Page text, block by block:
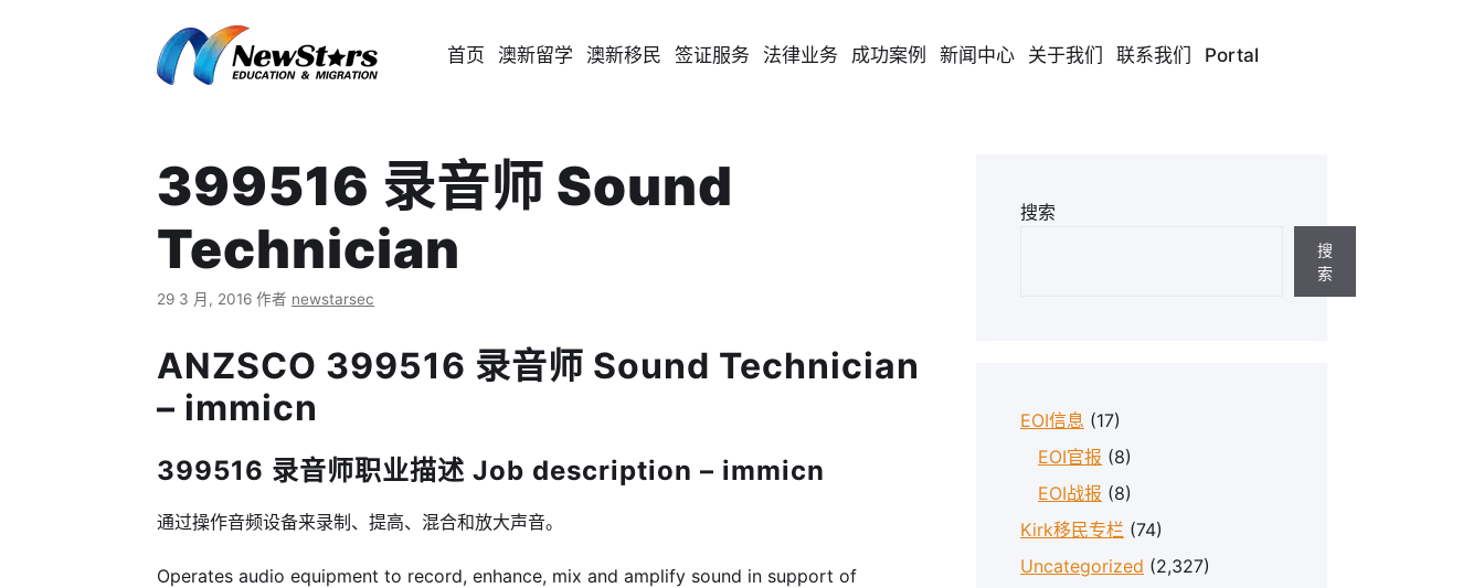
首页 澳新留学 澳新移民 签证服务 法律业务 成功案例 新闻中心 关于我们 联系我们 Portal
399516 录音师 Sound
Technician
29 3 月, 2016 作者 newstarsec
ANZSCO 399516 录音师 Sound Technician
– immicn
399516 录音师职业描述 Job description – immicn
通过操作音频设备来录制、提高、混合和放大声音。
Operates audio equipment to record, enhance, mix and amplify sound in support of
搜索
搜
索
EOI信息 (17)
EOI官报 (8)
EOI战报 (8)
Kirk移民专栏 (74)
Uncategorized (2,327)